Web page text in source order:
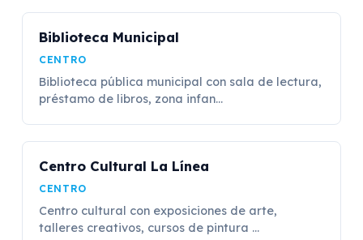
Biblioteca Municipal
CENTRO
Biblioteca pública municipal con sala de lectura,
préstamo de libros, zona infan...
Centro Cultural La Línea
CENTRO
Centro cultural con exposiciones de arte,
talleres creativos, cursos de pintura ...